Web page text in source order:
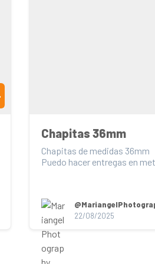
Chapitas 36mm
Chapitas de medidas 36mm
Puedo hacer entregas en
22/08/2025